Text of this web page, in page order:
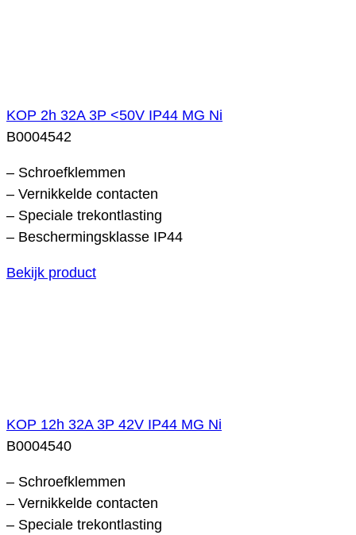
KOP 2h 32A 3P <50V IP44 MG Ni
B0004542
– Schroefklemmen
– Vernikkelde contacten
– Speciale trekontlasting
– Beschermingsklasse IP44
Bekijk product
KOP 12h 32A 3P 42V IP44 MG Ni
B0004540
– Schroefklemmen
– Vernikkelde contacten
– Speciale trekontlasting